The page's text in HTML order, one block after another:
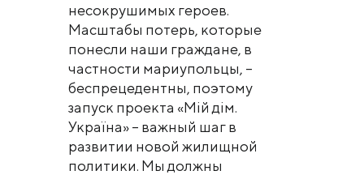
несокрушимых героев.
Масштабы потерь, которые
понесли наши граждане, в
частности мариупольцы, –
беспрецедентны, поэтому
запуск проекта «Мій дім.
Україна» – важный шаг в
развитии новой жилищной
политики. Мы должны